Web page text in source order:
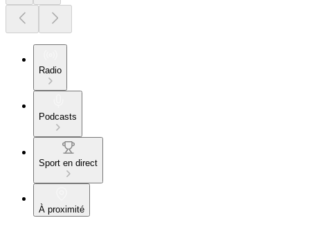
Radio
Podcasts
Sport en direct
À proximité